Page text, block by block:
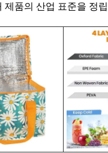
제품의 산업 표준을 정